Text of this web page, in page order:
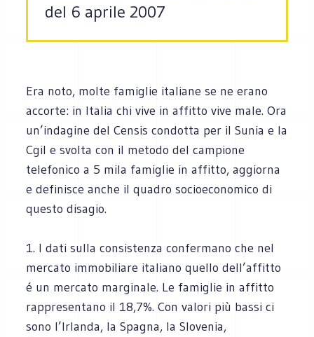
del 6 aprile 2007
Era noto, molte famiglie italiane se ne erano
accorte: in Italia chi vive in affitto vive male. Ora
un’indagine del Censis condotta per il Sunia e la
Cgil e svolta con il metodo del campione
telefonico a 5 mila famiglie in affitto, aggiorna
e definisce anche il quadro socioeconomico di
questo disagio.
1. I dati sulla consistenza confermano che nel
mercato immobiliare italiano quello dell’affitto
é un mercato marginale. Le famiglie in affitto
rappresentano il 18,7%. Con valori più bassi ci
sono l’Irlanda, la Spagna, la Slovenia,